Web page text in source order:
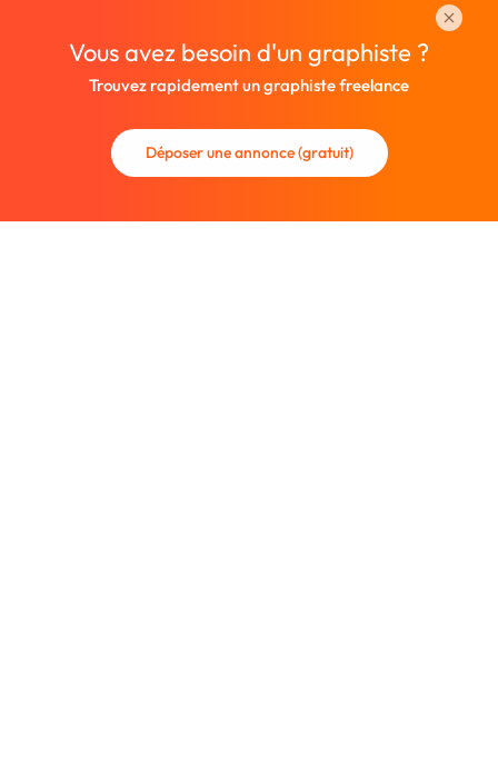
Vous avez besoin d'un graphiste ?
Trouvez rapidement un graphiste freelance
Déposer une annonce (gratuit)